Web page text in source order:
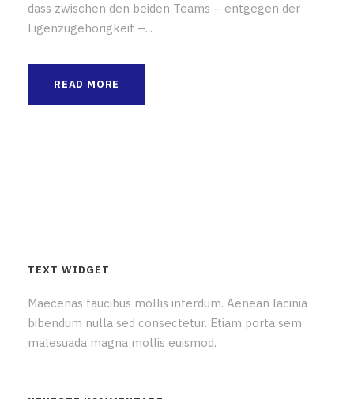
dass zwischen den beiden Teams – entgegen der
Ligenzugehörigkeit –...
READ MORE
TEXT WIDGET
Maecenas faucibus mollis interdum. Aenean lacinia
bibendum nulla sed consectetur. Etiam porta sem
malesuada magna mollis euismod.